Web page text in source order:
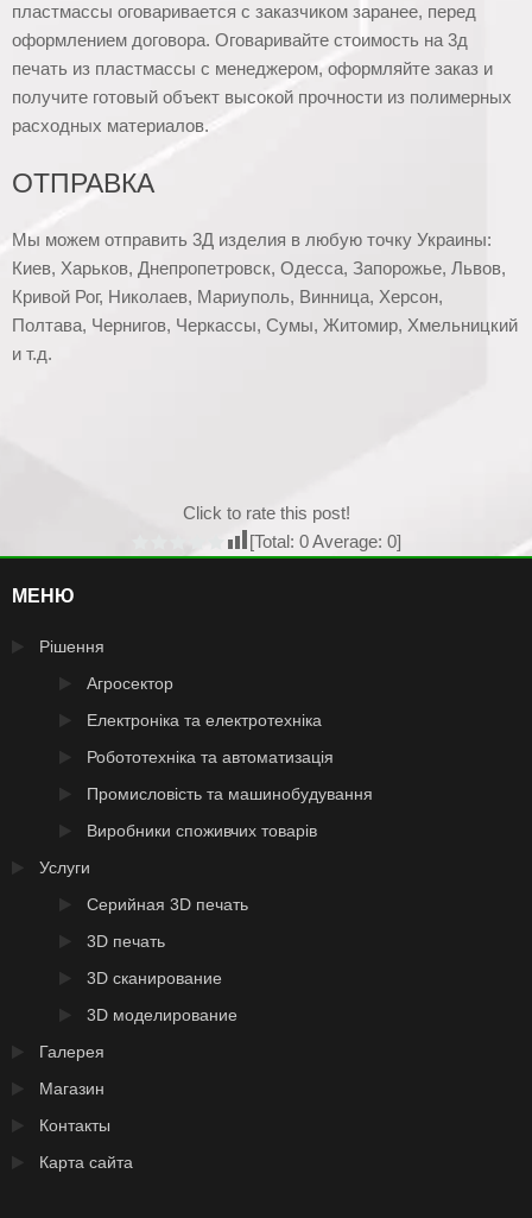
пластмассы оговаривается с заказчиком заранее, перед
оформлением договора. Оговаривайте стоимость на 3д
печать из пластмассы с менеджером, оформляйте заказ и
получите готовый объект высокой прочности из полимерных
расходных материалов.
ОТПРАВКА
Мы можем отправить 3Д изделия в любую точку Украины:
Киев, Харьков, Днепропетровск, Одесса, Запорожье, Львов,
Кривой Рог, Николаев, Мариуполь, Винница, Херсон,
Полтава, Чернигов, Черкассы, Сумы, Житомир, Хмельницкий
и т.д.
Click to rate this post!
[Total: 0Average: 0]
МЕНЮ
Рішення
Агросектор
Електроніка та електротехніка
Робототехніка та автоматизація
Промисловість та машинобудування
Виробники споживчих товарів
Услуги
Серийная 3D печать
3D печать
3D сканирование
3D моделирование
Галерея
Магазин
Контакты
Карта сайта